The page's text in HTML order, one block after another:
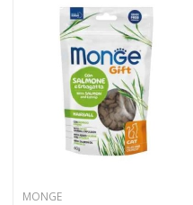
MONGE